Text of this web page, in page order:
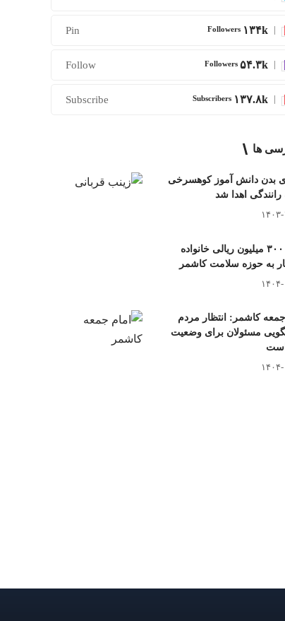
۱۳۴k Followers
Pin
۵۴.۳k Followers
Follow
۱۳۷.۸k Subscribers
Subscribe
ها
بدن دانش آموز کوهسرخی
رانندگی اهدا شد
۰۴
کمک ۳۰۰ میلیون ریالی خانواده
به حوزه سلامت کاشمر
۱۰
جمعه کاشمر: انتظار مردم
مسئولان برای وضعیت
۰۴